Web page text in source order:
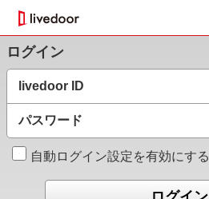
ログイン
livedoor ID
パスワード
自動ログイン設定を有効にする